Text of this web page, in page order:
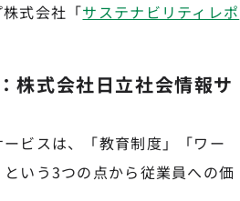
株式会社「サステナビリティレポ
株式会社日立社会情報サ
ビスは、「教育制度」「ワー
いう3つの点から従業員への価